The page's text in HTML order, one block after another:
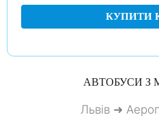
КУПИТИ
АВТОБУСИ З
Львів ➜